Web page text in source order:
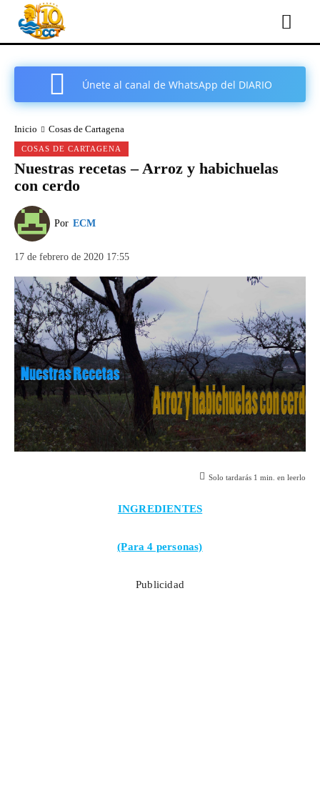
Únete al canal de WhatsApp del DIARIO
Inicio Cosas de Cartagena
COSAS DE CARTAGENA
Nuestras recetas – Arroz y habichuelas
con cerdo
Por ECM
17 de febrero de 2020 17:55
Solo tardarás 1 min. en leerlo
INGREDIENTES
(Para 4 personas)
Publicidad